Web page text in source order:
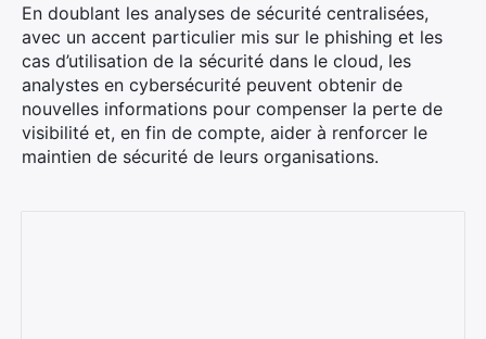
En doublant les analyses de sécurité centralisées,
avec un accent particulier mis sur le phishing et les
cas d’utilisation de la sécurité dans le cloud, les
analystes en cybersécurité peuvent obtenir de
nouvelles informations pour compenser la perte de
visibilité et, en fin de compte, aider à renforcer le
maintien de sécurité de leurs organisations.